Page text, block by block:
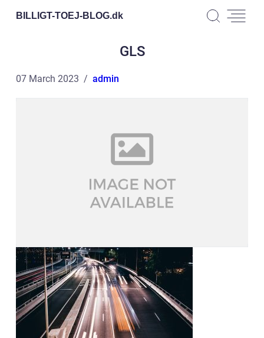
BILLIGT-TOEJ-BLOG.dk
GLS
07 March 2023 admin